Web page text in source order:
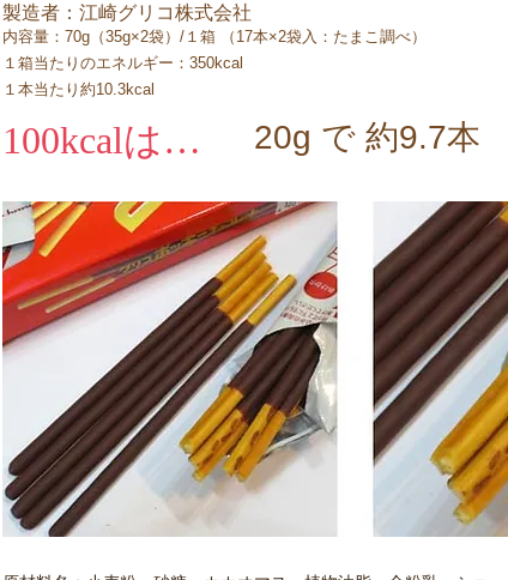
製造者：江崎グリコ株式会社
内容量：70g（35g×2袋）/１箱 （17本×2袋入：たまこ調べ）
１箱当たりのエネルギー：350kcal
１本当たり約10.3kcal
100kcalは… 20g で 約9.7本